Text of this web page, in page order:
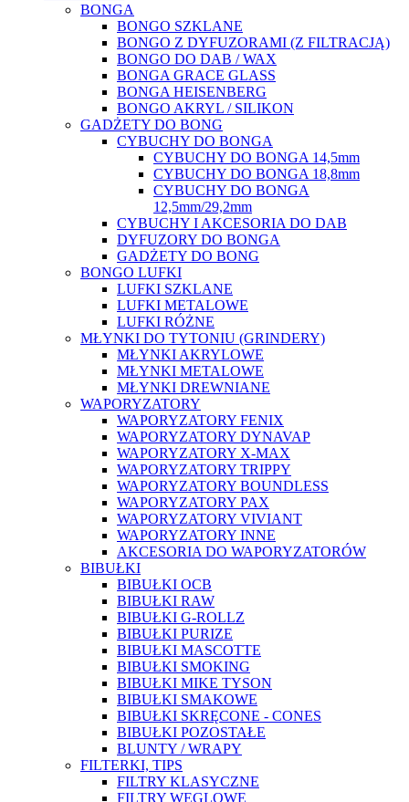
BONGA
BONGO SZKLANE
BONGO Z DYFUZORAMI (Z FILTRACJĄ)
BONGO DO DAB / WAX
BONGA GRACE GLASS
BONGA HEISENBERG
BONGO AKRYL / SILIKON
GADŻETY DO BONG
CYBUCHY DO BONGA
CYBUCHY DO BONGA 14,5mm
CYBUCHY DO BONGA 18,8mm
CYBUCHY DO BONGA
12,5mm/29,2mm
CYBUCHY I AKCESORIA DO DAB
DYFUZORY DO BONGA
GADŻETY DO BONG
BONGO LUFKI
LUFKI SZKLANE
LUFKI METALOWE
LUFKI RÓŻNE
MŁYNKI DO TYTONIU (GRINDERY)
MŁYNKI AKRYLOWE
MŁYNKI METALOWE
MŁYNKI DREWNIANE
WAPORYZATORY
WAPORYZATORY FENIX
WAPORYZATORY DYNAVAP
WAPORYZATORY X-MAX
WAPORYZATORY TRIPPY
WAPORYZATORY BOUNDLESS
WAPORYZATORY PAX
WAPORYZATORY VIVIANT
WAPORYZATORY INNE
AKCESORIA DO WAPORYZATORÓW
BIBUŁKI
BIBUŁKI OCB
BIBUŁKI RAW
BIBUŁKI G-ROLLZ
BIBUŁKI PURIZE
BIBUŁKI MASCOTTE
BIBUŁKI SMOKING
BIBUŁKI MIKE TYSON
BIBUŁKI SMAKOWE
BIBUŁKI SKRĘCONE - CONES
BIBUŁKI POZOSTAŁE
BLUNTY / WRAPY
FILTERKI, TIPS
FILTRY KLASYCZNE
FILTRY WĘGLOWE